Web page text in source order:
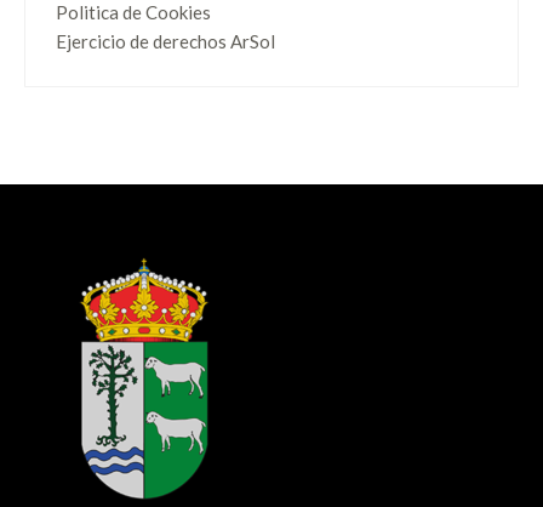
Politica de Cookies
Ejercicio de derechos ArSol